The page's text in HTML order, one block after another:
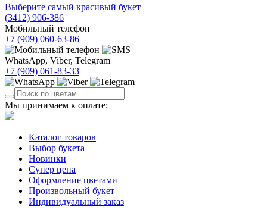
Выберите самый красивый букет
(3412) 906-386
Мобильный телефон
+7 (909) 060-63-86
WhatsApp, Viber, Telegram
+7 (909) 061-83-33
Мы принимаем к оплате:
Каталог товаров
Выбор букета
Новинки
Супер цена
Оформление цветами
Произвольный букет
Индивидуальный заказ